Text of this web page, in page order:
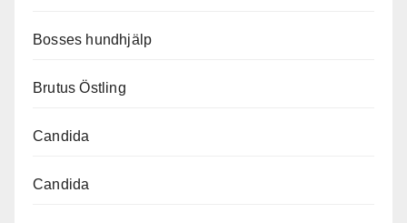
Bosses hundhjälp
Brutus Östling
Candida
Candida